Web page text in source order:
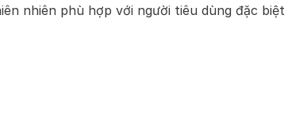
nhiên phù hợp với người tiêu dùng đặc